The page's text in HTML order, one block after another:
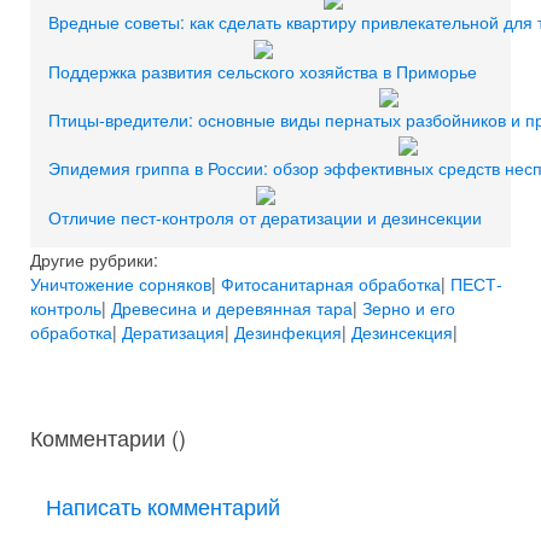
Вредные советы: как сделать квартиру привлекательной для
Поддержка развития сельского хозяйства в Приморье
Птицы-вредители: основные виды пернатых разбойников и
Эпидемия гриппа в России: обзор эффективных средств
Отличие пест-контроля от дератизации и дезинсекции
Другие рубрики:
Уничтожение сорняков| Фитосанитарная обработка| ПЕСТ-
контроль| Древесина и деревянная тара| Зерно и его
обработка| Дератизация| Дезинфекция| Дезинсекция|
Комментарии ()
Написать комментарий